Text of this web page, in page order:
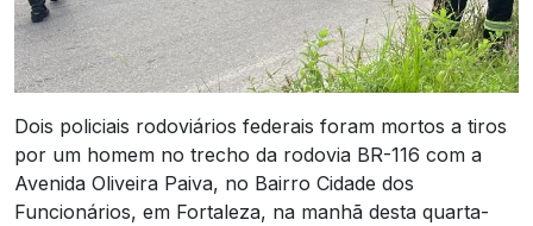
Dois policiais rodoviários federais foram mortos a tiros
por um homem no trecho da rodovia BR-116 com a
Avenida Oliveira Paiva, no Bairro Cidade dos
Funcionários, em Fortaleza, na manhã desta quarta-